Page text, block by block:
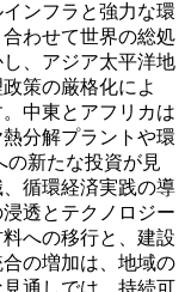
ンフラと強力な環
わせて世界の総処
、アジア太平洋地
策の厳格化によ
中東とアフリカは
分解プラントや環
の新たな投資が見
循環経済実践の導
透とテクノロジー
への移行と、建設
の増加は、地域の
通しでは、持続可